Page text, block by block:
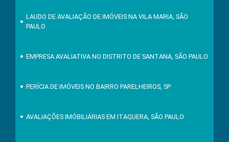
LAUDO DE AVALIAÇÃO DE IMÓVEIS NA VILA MARIA, SÃO
PAULO
EMPRESA AVALIATIVA NO DISTRITO DE SANTANA, SÃO PAULO
PERÍCIA DE IMÓVEIS NO BAIRRO PARELHEIROS, SP
AVALIAÇÕES IMÓBILIÁRIAS EM ITAQUERA, SÃO PAULO